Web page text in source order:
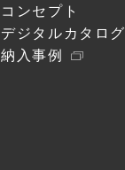
コンセプト
デジタルカタログ
納入事例